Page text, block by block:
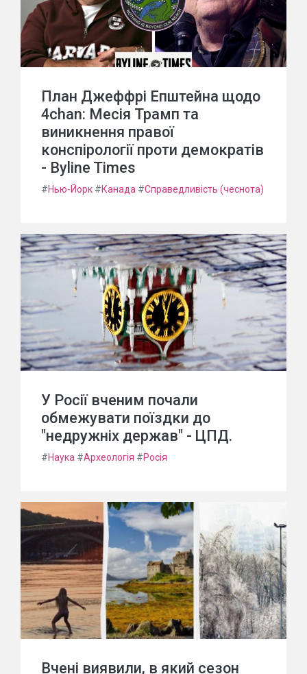
План Джеффрі Епштейна щодо
4chan: Месія Трамп та
виникнення правої
конспірології проти демократів
- Byline Times
#Нью-Йорк #Канада #Справедливість (чеснота)
У Росії вченим почали
обмежувати поїздки до
"недружніх держав" - ЦПД.
#Наука #Археологія #Росія
Вчені виявили, в який сезон